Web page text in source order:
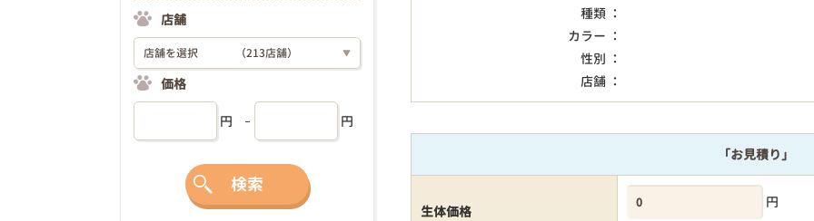
種類 ：
カラー ：
性別 ：
店舗 ：
「お見積り」
生体価格
円
店舗
店舗を選択 （213店舗） ▼
価格
円 円
検索